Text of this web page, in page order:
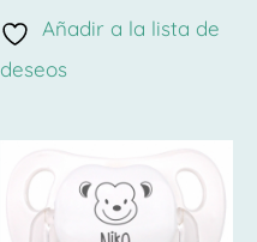
de
5
Añadir a la lista de
deseos